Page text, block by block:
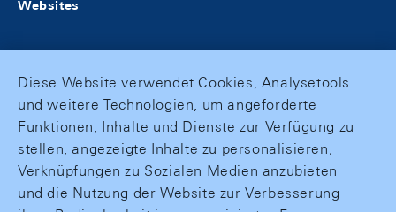
Websites
Diese Website verwendet Cookies, Analysetools
und weitere Technologien, um angeforderte
Funktionen, Inhalte und Dienste zur Verfügung zu
stellen, angezeigte Inhalte zu personalisieren,
Verknüpfungen zu Sozialen Medien anzubieten
und die Nutzung der Website zur Verbesserung